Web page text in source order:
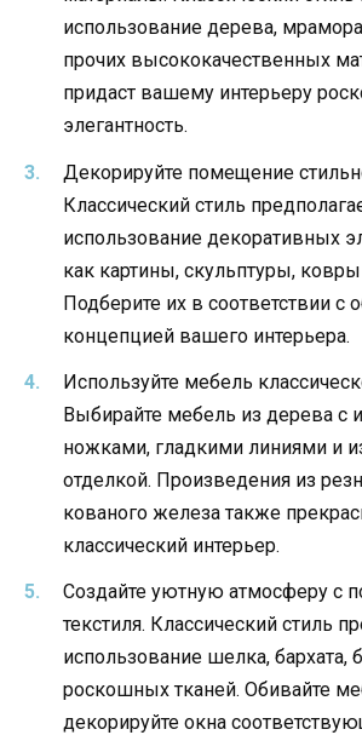
использование дерева,
прочих высококачественных
придаст вашему интерьеру
элегантность.
Декорируйте помещение
Классический стиль
использование декоративных
как картины, скульптуры,
Подберите их в соответствии с
концепцией вашего интерьера.
Используйте мебель
Выбирайте мебель из дерева с
ножками, гладкими линиями и
отделкой. Произведения из
кованого железа также
классический интерьер.
Создайте уютную атмосферу с
текстиля. Классический стиль
использование шелка, бархата,
роскошных тканей. Обивайте
декорируйте окна